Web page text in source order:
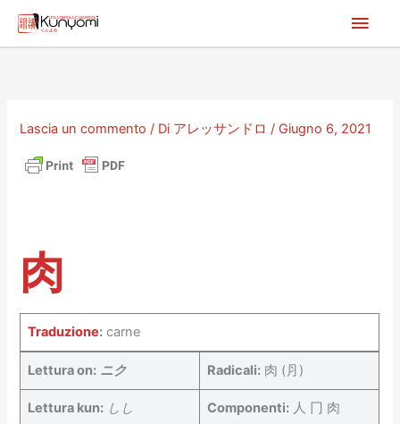
Lascia un commento / Di アレッサンドロ/ Giugno 6, 2021
肉
Traduzione:carne
Lettura on: ニク Radicali:肉 (⺼)
Lettura kun: しし Componenti:人 冂 肉